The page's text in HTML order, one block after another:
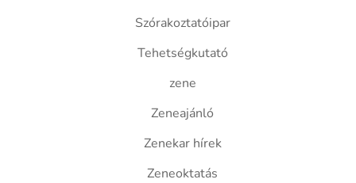
Szórakoztatóipar
Tehetségkutató
zene
Zeneajánló
Zenekar hírek
Zeneoktatás